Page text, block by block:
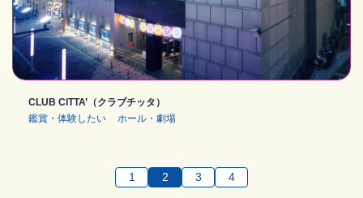
CLUB CITTA’（クラブチッタ）
鑑賞・体験したい
ホール・劇場
1 2 3 4